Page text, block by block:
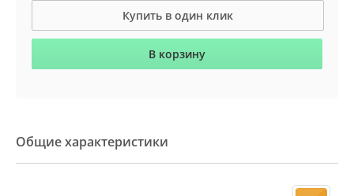
Купить в один клик
В корзину
Общие характеристики